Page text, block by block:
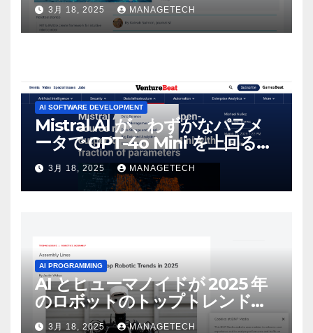
3月 18, 2025 MANAGETECH
AI SOFTWARE DEVELOPMENT
Mistral AI が、わずかなパラメ
ータで GPT-4o Mini を上回る新
しいオープンソース モデルをリ
リース | VentureBeat
3月 18, 2025 MANAGETECH
AI PROGRAMMING
AI とヒューマノイドが 2025 年
のロボットのトップトレンドに |
ASSEMBLY
3月 18, 2025 MANAGETECH